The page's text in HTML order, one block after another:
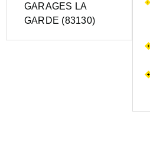
GARAGES LA
GARDE (83130)